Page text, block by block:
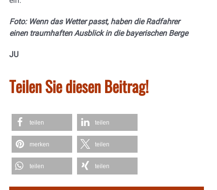
Foto: Wenn das Wetter passt, haben die Radfahrer
einen traumhaften Ausblick in die bayerischen Berge
JU
Teilen Sie diesen Beitrag!
teilen teilen
merken teilen
teilen teilen